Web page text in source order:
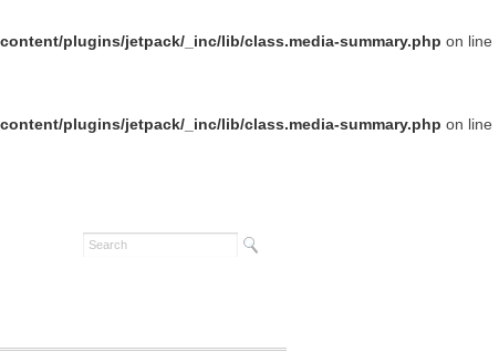
plugins/jetpack/_inc/lib/class.media-summary.php on line
plugins/jetpack/_inc/lib/class.media-summary.php on line